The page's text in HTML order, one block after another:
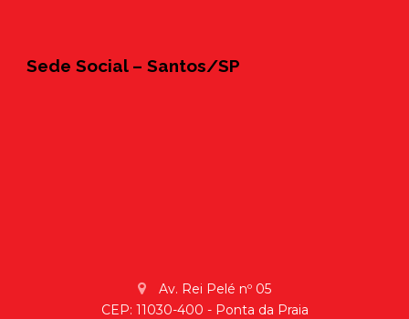
Sede Social – Santos/SP
Av. Rei Pelé nº 05
CEP: 11030-400 - Ponta da Praia